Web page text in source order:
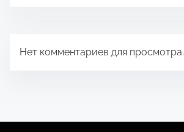
ч
и
Нет комментариев для просмотра.